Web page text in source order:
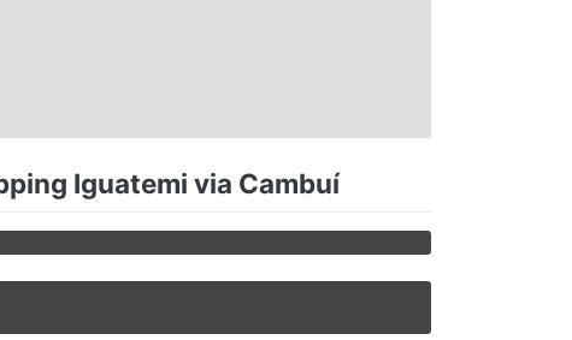
Iguatemi via Cambuí